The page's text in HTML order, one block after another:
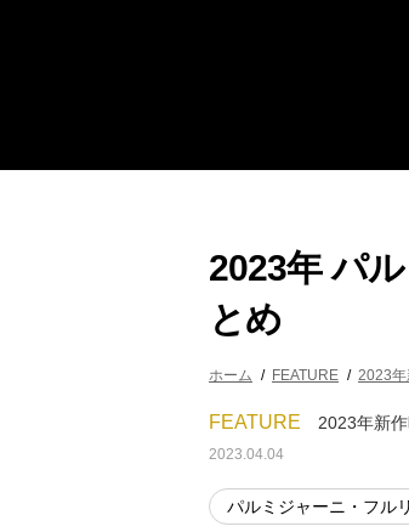
2023年 パ
とめ
ホーム FEATURE 2023
FEATURE 2023年新
2023.04.04
パルミジャーニ・フル